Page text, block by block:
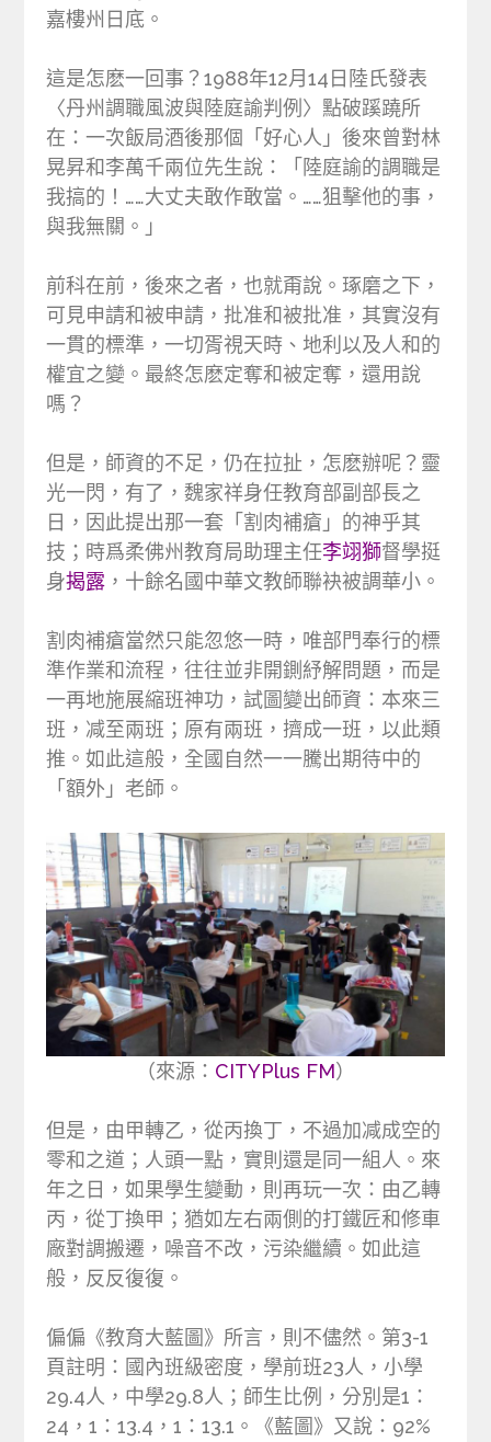
嘉樓州日底。
這是怎麽一回事？1988年12月14日陸氏發表
〈丹州調職風波與陸庭諭判例〉點破蹊蹺所
在：一次飯局酒後那個「好心人」後來曾對林
晃昇和李萬千兩位先生說：「陸庭諭的調職是
我搞的！……大丈夫敢作敢當。……狙擊他的事，
與我無關。」
前科在前，後來之者，也就甭說。琢磨之下，
可見申請和被申請，批准和被批准，其實沒有
一貫的標準，一切胥視天時、地利以及人和的
權宜之變。最終怎麽定奪和被定奪，還用說
嗎？
但是，師資的不足，仍在拉扯，怎麽辦呢？靈
光一閃，有了，魏家祥身任教育部副部長之
日，因此提出那一套「割肉補瘡」的神乎其
技；時爲柔佛州教育局助理主任李翊獅督學挺
身揭露 ，十餘名國中華文教師聯袂被調華小。
割肉補瘡當然只能忽悠一時，唯部門奉行的標
準作業和流程，往往並非開鍘紓解問題，而是
一再地施展縮班神功，試圖變出師資：本來三
班，减至兩班；原有兩班，擠成一班，以此類
推。如此這般，全國自然一一騰出期待中的
「額外」老師。
（來源： CITYPlus FM）
但是，由甲轉乙，從丙換丁，不過加减成空的
零和之道；人頭一點，實則還是同一組人。來
年之日，如果學生變動，則再玩一次：由乙轉
丙，從丁換甲；猶如左右兩側的打鐵匠和修車
廠對調搬遷，噪音不改，污染繼續。如此這
般，反反復復。
偏偏《教育大藍圖》所言，則不儘然。第3-1
頁註明：國內班級密度，學前班23人，小學
29.4人，中學29.8人；師生比例，分別是1：
24，1：13.4，1：13.1。《藍圖》又說：92%